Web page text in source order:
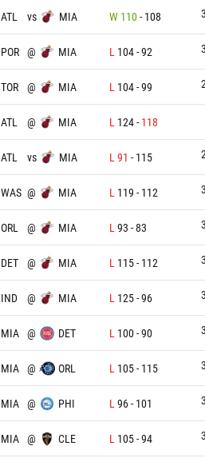
ATL vs MIA W 110- 108
POR @ MIA L 104-92
TOR @ MIA L 104-99
ATL @ MIA L 124- 118
ATL vs MIA L 91 - 115
WAS @ MIA L 119 - 112
ORL @ MIA L 93 -83
DET @ MIA L 115- 112
IND @ MIA L 125-96
MIA @ DET L 100-90
MIA @ ORL L 105- 115
MIA @ PHI L 96- 101
MIA @ CLE L 105-94